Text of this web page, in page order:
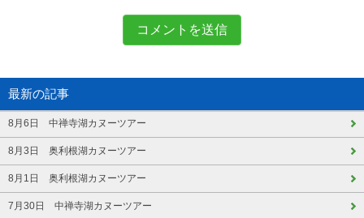
最新の記事
8月6日 中禅寺湖カヌーツアー
8月3日 奥利根湖カヌーツアー
8月1日 奥利根湖カヌーツアー
7月30日 中禅寺湖カヌーツアー